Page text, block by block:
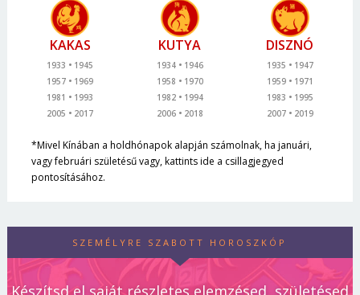
KAKAS
1933
1945
1957
1969
1981
1993
2005
2017
KUTYA
1934
1946
1958
1970
1982
1994
2006
2018
DISZNÓ
1935
1947
1959
1971
1983
1995
2007
2019
*Mivel Kínában a holdhónapok alapján számolnak, ha januári,
vagy februári születésű vagy, kattints ide a csillagjegyed
pontosításához.
SZEMÉLYRE SZABOTT HOROSZKÓP
Készítsd el saját részletes elemzésed, születésed